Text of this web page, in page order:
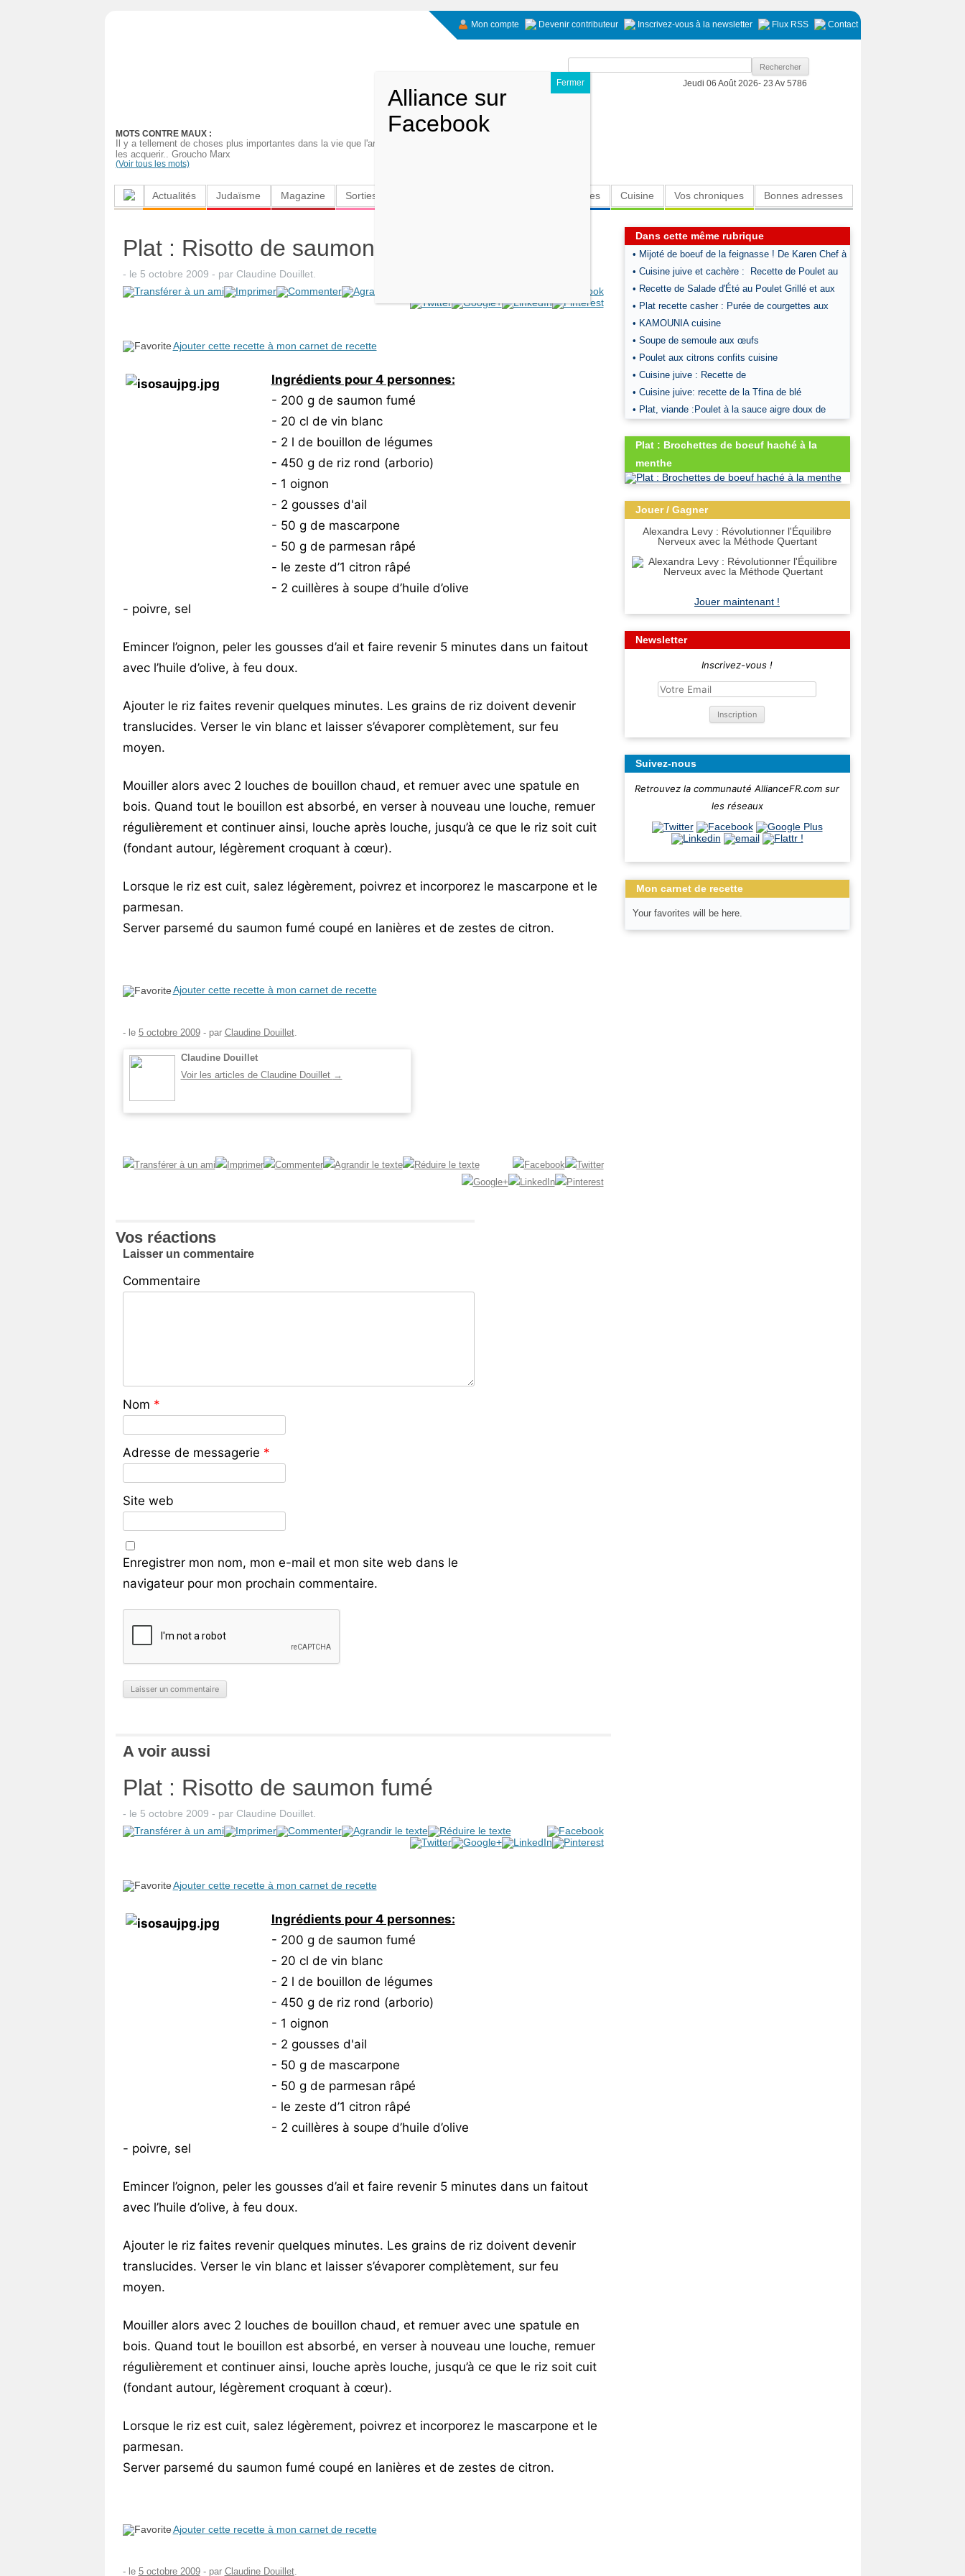
Mon compte Devenir contributeur Inscrivez-vous à la newsletter Flux RSS Contact
MOTS CONTRE MAUX :
Il y a tellement de choses plus importantes dans la vie que l'argent, mais il faut tellement d'argent pour
les acquerir.. Groucho Marx
(Voir tous les mots)
Rechercher :
Jeudi 06 Août 2026- 23 Av 5786
Actualités Judaïsme Magazine Sorties Insolites Cuisine Vos chroniques Bonnes adresses
Plat : Risotto de saumon fumé
- le 5 octobre 2009 - par Claudine Douillet.
Ajouter cette recette à mon carnet de recette
Ingrédients pour 4 personnes:
- 200 g de saumon fumé
- 20 cl de vin blanc
- 2 l de bouillon de légumes
- 450 g de riz rond (arborio)
- 1 oignon
- 2 gousses d'ail
- 50 g de mascarpone
- 50 g de parmesan râpé
- le zeste d’1 citron râpé
- 2 cuillères à soupe d’huile d’olive
- poivre, sel
Emincer l’oignon, peler les gousses d’ail et faire revenir 5 minutes dans un faitout
avec l’huile d’olive, à feu doux.
Ajouter le riz faites revenir quelques minutes. Les grains de riz doivent devenir
translucides. Verser le vin blanc et laisser s’évaporer complètement, sur feu
moyen.
Mouiller alors avec 2 louches de bouillon chaud, et remuer avec une spatule en
bois. Quand tout le bouillon est absorbé, en verser à nouveau une louche, remuer
régulièrement et continuer ainsi, louche après louche, jusqu’à ce que le riz soit cuit
(fondant autour, légèrement croquant à cœur).
Lorsque le riz est cuit, salez légèrement, poivrez et incorporez le mascarpone et le
parmesan.
Server parsemé du saumon fumé coupé en lanières et de zestes de citron.
Ajouter cette recette à mon carnet de recette
- le 5 octobre 2009- par Claudine Douillet.
Claudine Douillet
Voir les articles de Claudine Douillet →
Vos réactions
Laisser un commentaire
Commentaire
Nom *
Adresse de messagerie *
Site web
Enregistrer mon nom, mon e-mail et mon site web dans le
navigateur pour mon prochain commentaire.
A voir aussi
Plat : Risotto de saumon fumé
- le 5 octobre 2009 - par Claudine Douillet.
Ajouter cette recette à mon carnet de recette
Ingrédients pour 4 personnes:
- 200 g de saumon fumé
- 20 cl de vin blanc
- 2 l de bouillon de légumes
- 450 g de riz rond (arborio)
- 1 oignon
- 2 gousses d'ail
- 50 g de mascarpone
- 50 g de parmesan râpé
- le zeste d’1 citron râpé
- 2 cuillères à soupe d’huile d’olive
- poivre, sel
Emincer l’oignon, peler les gousses d’ail et faire revenir 5 minutes dans un faitout
avec l’huile d’olive, à feu doux.
Ajouter le riz faites revenir quelques minutes. Les grains de riz doivent devenir
translucides. Verser le vin blanc et laisser s’évaporer complètement, sur feu
moyen.
Mouiller alors avec 2 louches de bouillon chaud, et remuer avec une spatule en
bois. Quand tout le bouillon est absorbé, en verser à nouveau une louche, remuer
régulièrement et continuer ainsi, louche après louche, jusqu’à ce que le riz soit cuit
(fondant autour, légèrement croquant à cœur).
Lorsque le riz est cuit, salez légèrement, poivrez et incorporez le mascarpone et le
parmesan.
Server parsemé du saumon fumé coupé en lanières et de zestes de citron.
Ajouter cette recette à mon carnet de recette
- le 5 octobre 2009- par Claudine Douillet.
Dans cette même rubrique
• Mijoté de boeuf de la feignasse ! De Karen Chef à
• Cuisine juive et cachère : Recette de Poulet au
• Recette de Salade d'Été au Poulet Grillé et aux
• Plat recette casher : Purée de courgettes aux
• KAMOUNIA cuisine
• Soupe de semoule aux œufs
• Poulet aux citrons confits cuisine
• Cuisine juive : Recette de
• Cuisine juive: recette de la Tfina de blé
• Plat, viande :Poulet à la sauce aigre doux de
Plat : Brochettes de boeuf haché à la
menthe
Jouer / Gagner
Alexandra Levy : Révolutionner l'Équilibre
Nerveux avec la Méthode Quertant
Jouer maintenant !
Newsletter
Inscrivez-vous !
Suivez-nous
Retrouvez la communauté AllianceFR.com sur
les réseaux
Mon carnet de recette
Your favorites will be here.